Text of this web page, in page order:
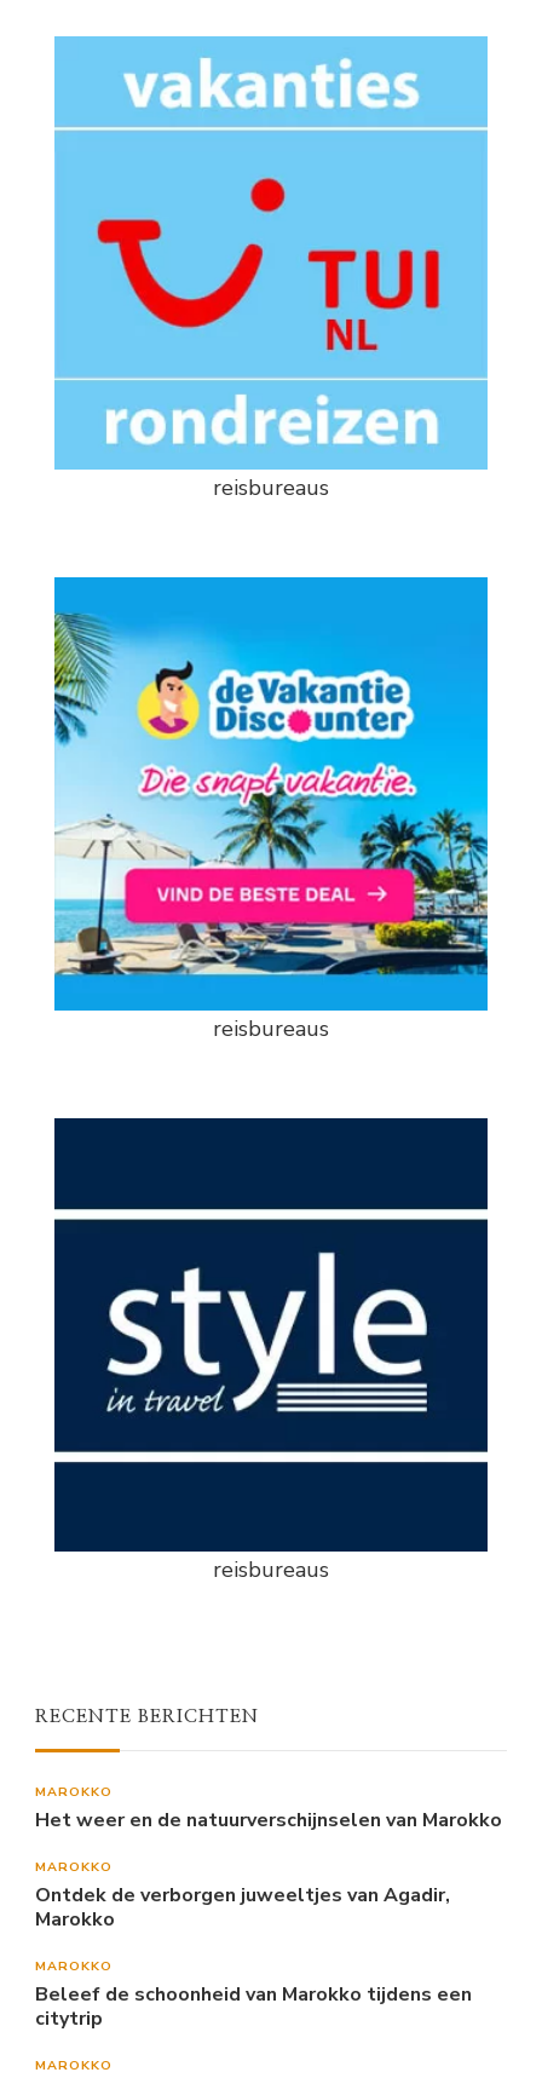
reisbureaus
reisbureaus
reisbureaus
RECENTE BERICHTEN
MAROKKO
Het weer en de natuurverschijnselen van Marokko
MAROKKO
Ontdek de verborgen juweeltjes van Agadir,
Marokko
MAROKKO
Beleef de schoonheid van Marokko tijdens een
citytrip
MAROKKO